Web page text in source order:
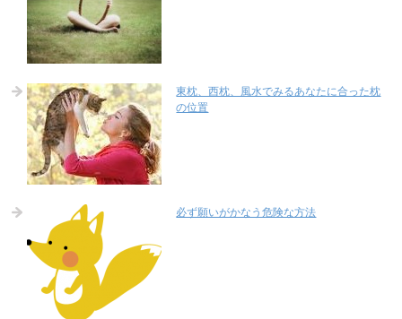
東枕、西枕、風水でみるあなたに合った枕
の位置
必ず願いがかなう危険な方法